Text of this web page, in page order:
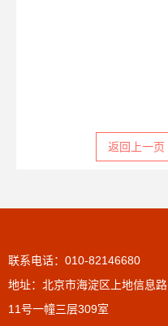
返回上一页
联系电话：010-82146680
地址：北京市海淀区上地信息路
11号一幢三层309室